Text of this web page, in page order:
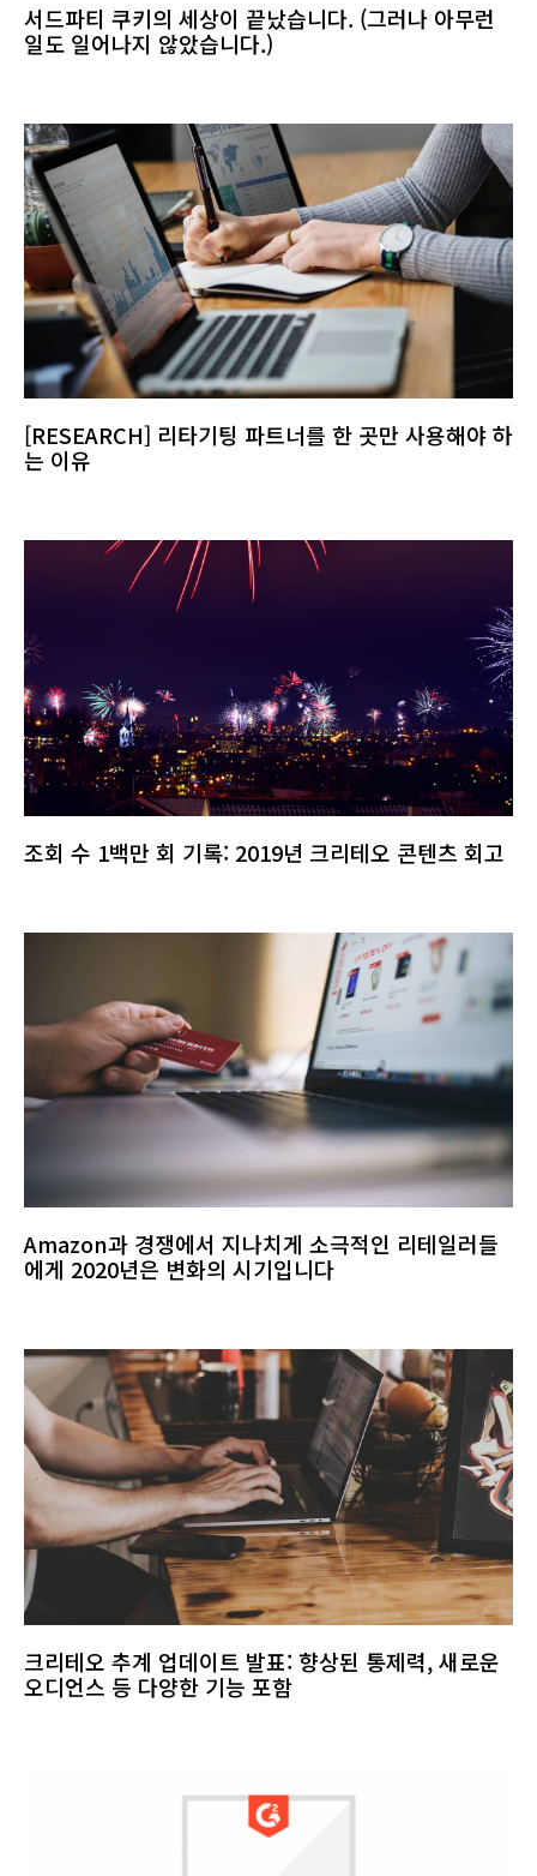
서드파티 쿠키의 세상이 끝났습니다. (그러나 아무런
일도 일어나지 않았습니다.)
[RESEARCH] 리타기팅 파트너를 한 곳만 사용해야 하
는 이유
조회 수 1백만 회 기록: 2019년 크리테오 콘텐츠 회고
Amazon과 경쟁에서 지나치게 소극적인 리테일러들
에게 2020년은 변화의 시기입니다
크리테오 추계 업데이트 발표: 향상된 통제력, 새로운
오디언스 등 다양한 기능 포함